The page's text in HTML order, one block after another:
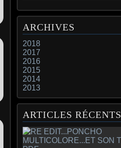
ARCHIVES
2018
2017
2016
2015
2014
2013
ARTICLES RÉCENTS